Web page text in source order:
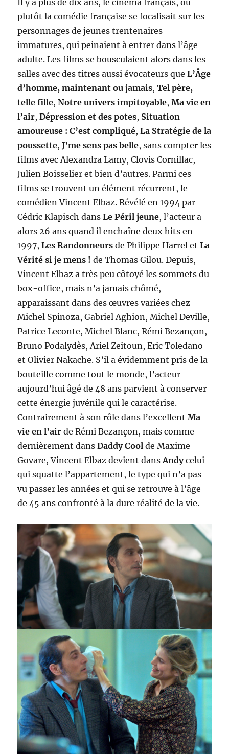
Il y a plus de dix ans, le cinéma français, ou
plutôt la comédie française se focalisait sur les
personnages de jeunes trentenaires
immatures, qui peinaient à entrer dans l’âge
adulte. Les films se bousculaient alors dans les
salles avec des titres aussi évocateurs queL’Âge
d’homme, maintenant ou jamais,Tel père,
telle fille,Notre univers impitoyable,Ma vie en
l’air,Dépression et des potes, Situation
amoureuse : C’est compliqué,La Stratégie de la
poussette,J’me sens pas belle, sans compter les
films avec Alexandra Lamy, Clovis Cornillac,
Julien Boisselier et bien d’autres. Parmi ces
films se trouvent un élément récurrent, le
comédien Vincent Elbaz. Révélé en 1994 par
Cédric Klapisch dansLe Péril jeune, l’acteur a
alors 26 ans quand il enchaîne deux hits en
1997,Les Randonneursde Philippe Harrel etLa
Vérité si je mens ! de Thomas Gilou. Depuis,
Vincent Elbaz a très peu côtoyé les sommets du
box-office, mais n’a jamais chômé,
apparaissant dans des œuvres variées chez
Michel Spinoza, Gabriel Aghion, Michel Deville,
Patrice Leconte, Michel Blanc, Rémi Bezançon,
Bruno Podalydès, Ariel Zeitoun, Eric Toledano
et Olivier Nakache. S’il a évidemment pris de la
bouteille comme tout le monde, l’acteur
aujourd’hui âgé de 48 ans parvient à conserver
cette énergie juvénile qui le caractérise.
Contrairement à son rôle dans l’excellentMa
vie en l’air de Rémi Bezançon, mais comme
dernièrement dansDaddy Cool de Maxime
Govare, Vincent Elbaz devient dansAndycelui
qui squatte l’appartement, le type qui n’a pas
vu passer les années et qui se retrouve à l’âge
de 45 ans confronté à la dure réalité de la vie.